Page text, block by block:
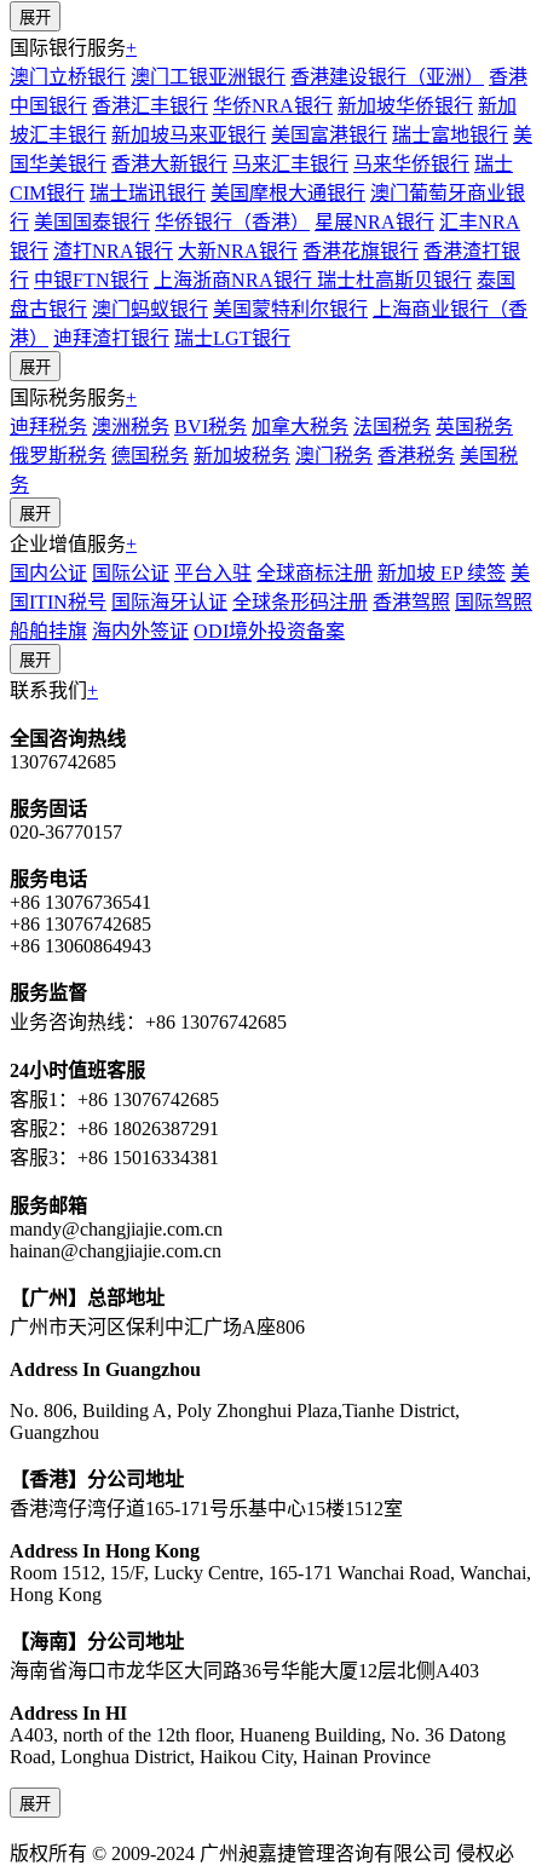
展开
国际银行服务+
澳门立桥银行 澳门工银亚洲银行 香港建设银行（亚洲）
香港
中国银行 香港汇丰银行 华侨NRA银行 新加坡华侨银行 新加
坡汇丰银行 新加坡马来亚银行 美国富港银行 瑞士富地银行 美
国华美银行 香港大新银行 马来汇丰银行 马来华侨银行 瑞士
CIM银行 瑞士瑞讯银行 美国摩根大通银行 澳门葡萄牙商业银
行 美国国泰银行 华侨银行（香港） 星展NRA银行 汇丰NRA
银行 渣打NRA银行 大新NRA银行 香港花旗银行 香港渣打银
行 中银FTN银行 上海浙商NRA银行 瑞士杜高斯贝银行 泰国
盘古银行 澳门蚂蚁银行 美国蒙特利尔银行
上海商业银行（香
港）
迪拜渣打银行 瑞士LGT银行
展开
国际税务服务+
迪拜税务 澳洲税务 BVI税务 加拿大税务 法国税务 英国税务
俄罗斯税务 德国税务 新加坡税务 澳门税务 香港税务 美国税
务
展开
企业增值服务+
国内公证 国际公证 平台入驻 全球商标注册 新加坡 EP 续签 美
国ITIN税号 国际海牙认证 全球条形码注册 香港驾照 国际驾照
船舶挂旗 海内外签证 ODI境外投资备案
展开
联系我们 +
全国咨询热线
13076742685
服务固话
020-36770157
服务电话
+86 13076736541
+86 13076742685
+86 13060864943
服务监督
业务咨询热线：+86 13076742685
24小时值班客服
客服1：+86 13076742685
客服2：+86 18026387291
客服3：+86 15016334381
服务邮箱
mandy@changjiajie.com.cn
hainan@changjiajie.com.cn
【广州】总部地址
广州市天河区保利中汇广场A座806
Address In Guangzhou
No. 806, Building A, Poly Zhonghui Plaza,Tianhe District,
Guangzhou
【香港】分公司地址
香港湾仔湾仔道165-171号乐基中心15楼1512室
Address In Hong Kong
Room 1512, 15/F, Lucky Centre, 165-171 Wanchai Road, Wanchai,
Hong Kong
【海南】分公司地址
海南省海口市龙华区大同路36号华能大厦12层北侧A403
Address In HI
A403, north of the 12th floor, Huaneng Building, No. 36 Datong
Road, Longhua District, Haikou City, Hainan Province
展开
版权所有 © 2009-2024 广州昶嘉捷管理咨询有限公司 侵权必